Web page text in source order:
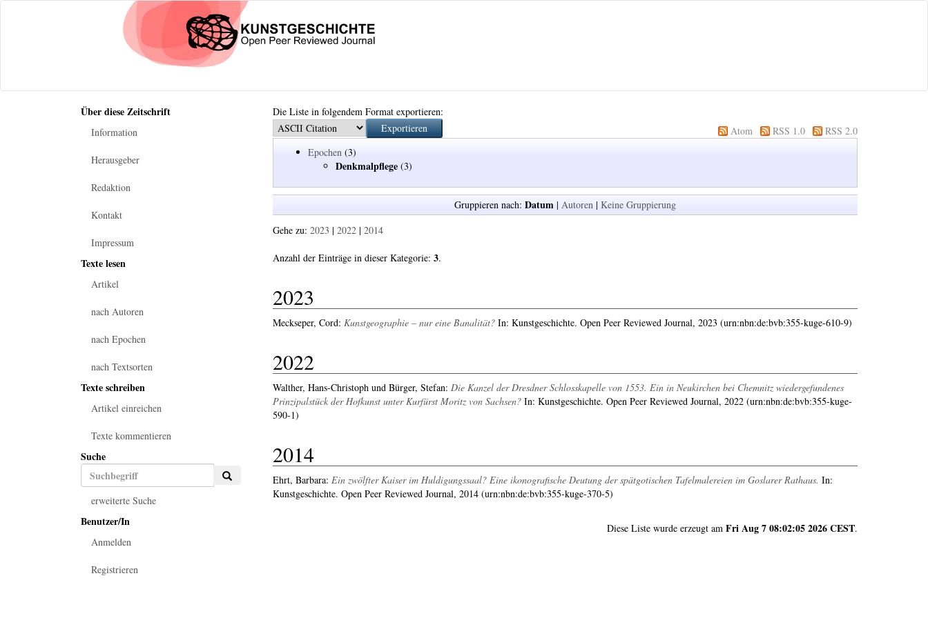
Über diese Zeitschrift
Information
Herausgeber
Redaktion
Kontakt
Impressum
Texte lesen
Artikel
nach Autoren
nach Epochen
nach Textsorten
Texte schreiben
Artikel einreichen
Texte kommentieren
Suche
erweiterte Suche
Benutzer/In
Anmelden
Registrieren
Die Liste in folgendem Format exportieren:
Atom
RSS 1.0
RSS 2.0
Epochen(3)
Denkmalpflege(3)
Gruppieren nach: Datum| Autoren| Keine Gruppierung
Gehe zu: 2023 | 2022| 2014
Anzahl der Einträge in dieser Kategorie: 3.
2023
Meckseper, Cord: Kunstgeographie – nur eine Banalität?In: Kunstgeschichte. Open Peer Reviewed Journal, 2023 (urn:nbn:de:bvb:355-kuge-610-9)
2022
Walther, Hans-Christophund Bürger, Stefan: Die Kanzel der Dresdner Schlosskapelle von 1553. Ein in Neukirchen bei Chemnitz wiedergefundenes
Prinzipalstück der Hofkunst unter Kurfürst Moritz von Sachsen?In: Kunstgeschichte. Open Peer Reviewed Journal, 2022 (urn:nbn:de:bvb:355-kuge-
590-1)
2014
Ehrt, Barbara: Ein zwölfter Kaiser im Huldigungssaal? Eine ikonografische Deutung der spätgotischen Tafelmalereien im Goslarer Rathaus. In:
Kunstgeschichte. Open Peer Reviewed Journal, 2014 (urn:nbn:de:bvb:355-kuge-370-5)
Diese Liste wurde erzeugt am Fri Aug 7 08:02:05 2026 CEST.